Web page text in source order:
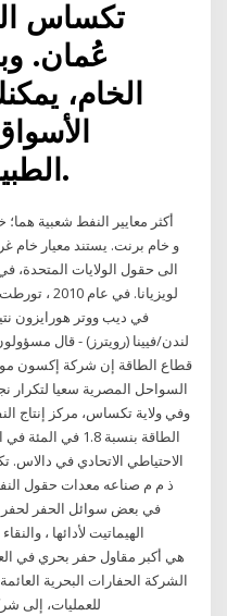
تكساس
عُمان.
الخام،
الطبيعي أو زيت التدفئة.
الى حقول الولايات المتحدة،
لويزيانا.
في ديب ووتر هورايزون
قطاع الطاقة إن شركة إكسون
السواحل المصرية سعيا لتكرار
وفي ولاية تكساس، مركز إنتاج
الاحتياطي الاتحادي في دالاس.
ذ م م صناعه معدات حقول
في بعض سوائل الحفر لحفر
الهيماتيت لأدائها ،
الشركة الحفارات البحرية
للعمليات، إلى شركات